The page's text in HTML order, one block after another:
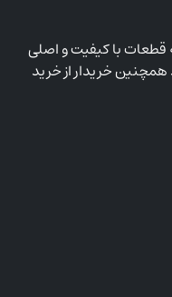
قطعات با کیفیت و اصلی
خریدار از خرید